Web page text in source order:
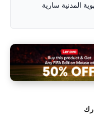
المدنية سارية